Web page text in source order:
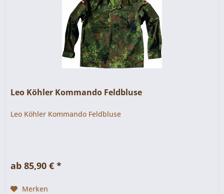
Leo Köhler Kommando Feldbluse
Leo Köhler Kommando Feldbluse
ab 85,90 € *
Merken